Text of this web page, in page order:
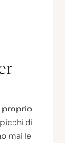
proprio
di
mai le